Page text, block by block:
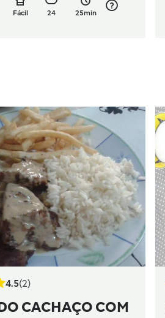
Fácil 24 25min
4.5(2)
CACHAÇO COM